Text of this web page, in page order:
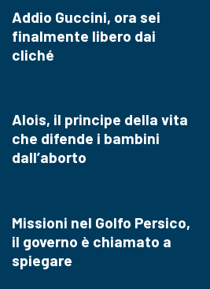
Addio Guccini, ora sei
finalmente libero dai
cliché
Alois, il principe della vita
che difende i bambini
dall’aborto
Missioni nel Golfo Persico,
il governo è chiamato a
spiegare